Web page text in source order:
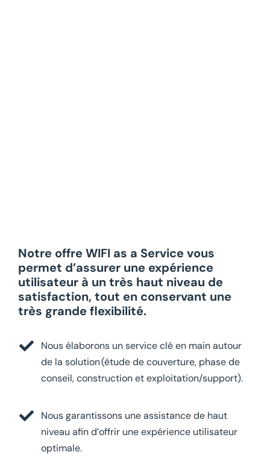
Notre offreWIFI as a Servicevous
permet d’assurer une expérience
utilisateurà un très haut niveau de
satisfaction, tout en conservant une
très grandeflexibilité.
Nousélaborons un service clé en main autour
de la solution (étude de couverture, phase de
conseil,construction etexploitation/support).
Nous garantissons une assistance de haut
niveauafin d’offrir une expérience utilisateur
optimale.